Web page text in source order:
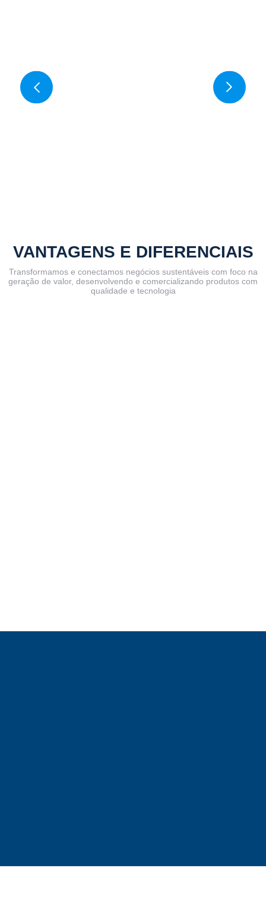
VANTAGENS E DIFERENCIAIS
Transformamos e conectamos negócios sustentáveis com foco na
geração de valor, desenvolvendo e comercializando produtos com
qualidade e tecnologia